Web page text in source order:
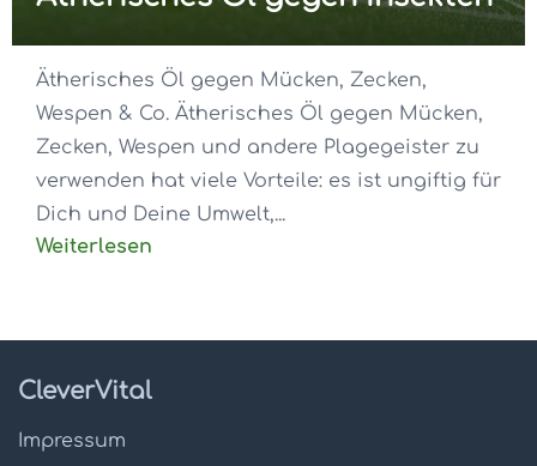
Ätherisches Öl gegen Mücken, Zecken,
Wespen & Co. Ätherisches Öl gegen Mücken,
Zecken, Wespen und andere Plagegeister zu
verwenden hat viele Vorteile: es ist ungiftig für
Dich und Deine Umwelt,...
Weiterlesen
CleverVital
Impressum